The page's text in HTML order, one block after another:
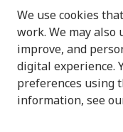
Browse
Collections
Disciplines
Authors
We use cookies
work. We may also
improve, and
digital experience.
preferences using
information, see